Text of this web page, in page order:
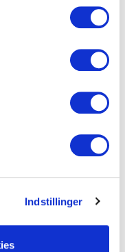
Indstillinger